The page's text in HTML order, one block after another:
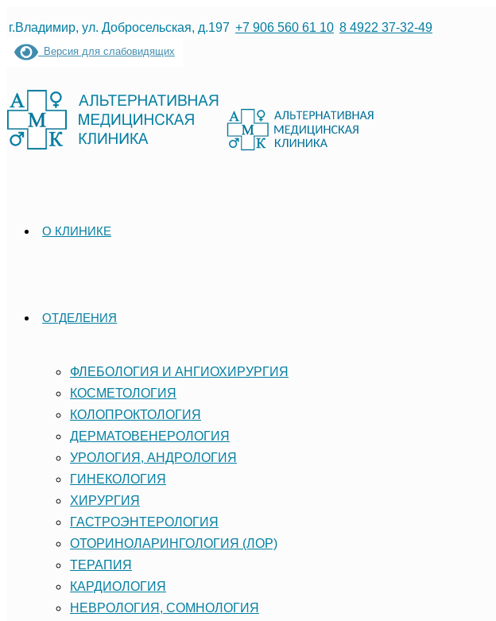
содержимому
г.Владимир, ул. Добросельская, д.197 +7 906 560 61 10 8 4922 37-32-49
Версия для слабовидящих
О КЛИНИКЕ
ОТДЕЛЕНИЯ
ФЛЕБОЛОГИЯ И АНГИОХИРУРГИЯ
КОСМЕТОЛОГИЯ
КОЛОПРОКТОЛОГИЯ
ДЕРМАТОВЕНЕРОЛОГИЯ
УРОЛОГИЯ, АНДРОЛОГИЯ
ГИНЕКОЛОГИЯ
ХИРУРГИЯ
ГАСТРОЭНТЕРОЛОГИЯ
ОТОРИНОЛАРИНГОЛОГИЯ (ЛОР)
ТЕРАПИЯ
КАРДИОЛОГИЯ
НЕВРОЛОГИЯ, СОМНОЛОГИЯ